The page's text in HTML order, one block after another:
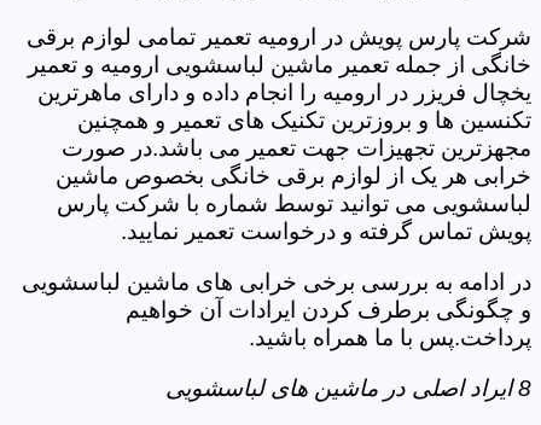
شرکت پارس پویش در ارومیه تعمیر تمامی لوازم برقی
خانگی از جمله تعمیر ماشین لباسشویی ارومیه و تعمیر
یخچال فریزر در ارومیه را انجام داده و دارای ماهرترین
تکنسین ها و بروزترین تکنیک های تعمیر و همچنین
مجهزترین تجهیزات جهت تعمیر می باشد.در صورت
خرابی هر یک از لوازم برقی خانگی بخصوص ماشین
لباسشویی می توانید توسط شماره با شرکت پارس
پویش تماس گرفته و درخواست تعمیر نمایید.
در ادامه به بررسی برخی خرابی های ماشین لباسشویی
و چگونگی برطرف کردن ایرادات آن خواهیم
پرداخت.پس با ما همراه باشید.
8 ایراد اصلی در ماشین های لباسشویی